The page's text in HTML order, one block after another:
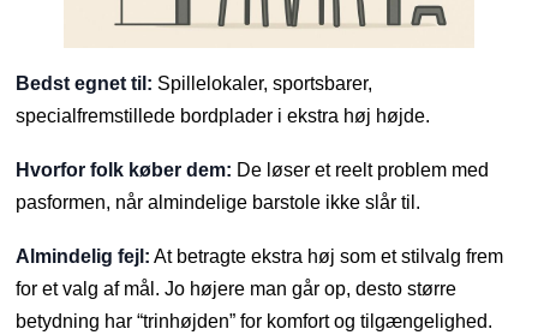
Bedst egnet til: Spillelokaler, sportsbarer,
specialfremstillede bordplader i ekstra høj højde.
Hvorfor folk køber dem: De løser et reelt problem med
pasformen, når almindelige barstole ikke slår til.
Almindelig fejl: At betragte ekstra høj som et stilvalg frem
for et valg af mål. Jo højere man går op, desto større
betydning har “trinhøjden” for komfort og tilgængelighed.